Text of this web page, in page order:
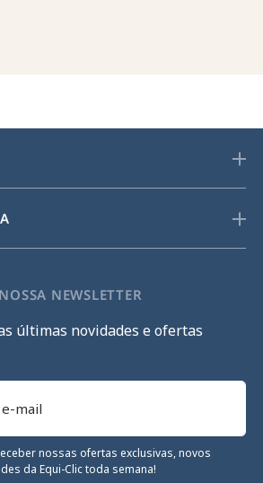
NEWSLETTER
últimas novidades e ofertas
nossas ofertas exclusivas, novos
da Equi-Clic toda semana!